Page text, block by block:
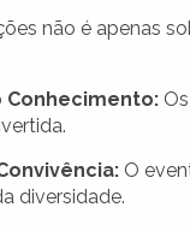
não é apenas
Conhecimento:
O
diversidade.